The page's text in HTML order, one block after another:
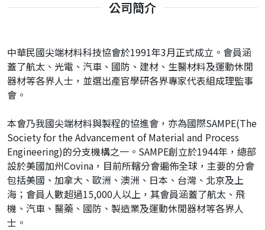
公司簡介
中華民國尖端材料科技協會於1991年3月正式成立。會員涵
蓋了航太、光電、汽車、國防、建材、生醫材料及運動休閒
器材等各界人士，並選出產官學研各界專家代表組成理監事
會。
本會乃我國尖端材料與製程的協進會，亦為國際SAMPE(The
Society for the Advancement of Material and Process
Engineering)的分支機構之一。SAMPE創立於1944年，總部
設於美國加州Covina，目前所轄分會遍佈全球，主要的分會
包括美國、加拿大、歐洲、澳洲、日本、台灣、北京及上
海；會員人數超過15,000人以上，其會員涵蓋了航太、飛
機、汽車、醫藥、國防、製造業及運動休閒器材等各界人
士。